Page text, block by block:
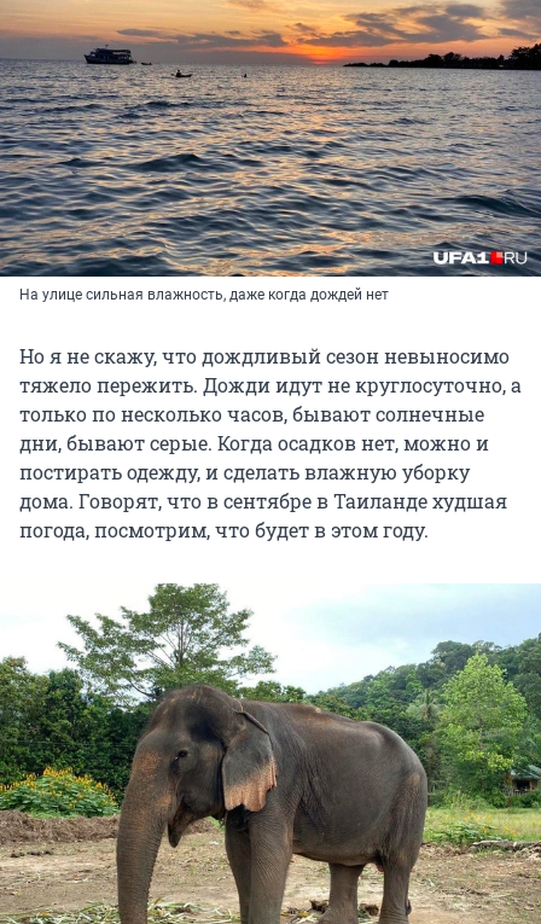
На улице сильная влажность, даже когда дождей нет
Но я не скажу, что дождливый сезон невыносимо
тяжело пережить. Дожди идут не круглосуточно, а
только по несколько часов, бывают солнечные
дни, бывают серые. Когда осадков нет, можно и
постирать одежду, и сделать влажную уборку
дома. Говорят, что в сентябре в Таиланде худшая
погода, посмотрим, что будет в этом году.